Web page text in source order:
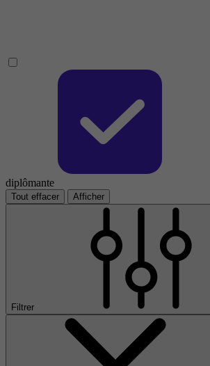
diplômante
Tout effacer Afficher
Filtrer